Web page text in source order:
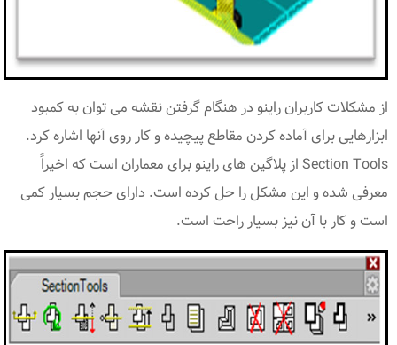
از مشکلات کاربران راینو در هنگام گرفتن نقشه می توان به کمبود
ابزارهایی برای آماده کردن مقاطع پیچیده و کار روی آنها اشاره کرد.
Section Tools از پلاگین های راینو برای معماران است که اخیراً
معرفی شده و این مشکل را حل کرده است. دارای حجم بسیار کمی
است و کار با آن نیز بسیار راحت است.